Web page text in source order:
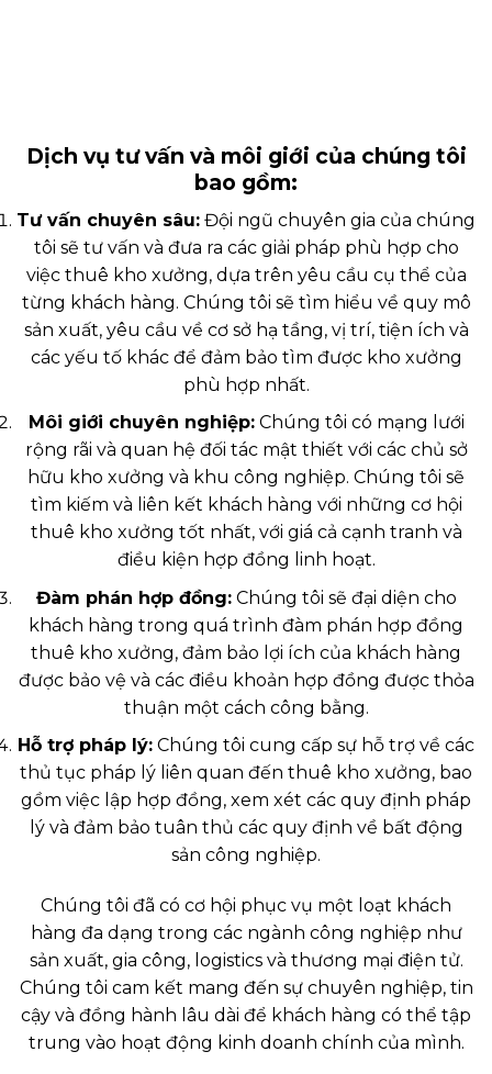
Dịch vụ tư vấn và môi giới của chúng tôi
bao gồm:
Tư vấn chuyên sâu: Đội ngũ chuyên gia của chúng
tôi sẽ tư vấn và đưa ra các giải pháp phù hợp cho
việc thuê kho xưởng, dựa trên yêu cầu cụ thể của
từng khách hàng. Chúng tôi sẽ tìm hiểu về quy mô
sản xuất, yêu cầu về cơ sở hạ tầng, vị trí, tiện ích và
các yếu tố khác để đảm bảo tìm được kho xưởng
phù hợp nhất.
Môi giới chuyên nghiệp:Chúng tôi có mạng lưới
rộng rãi và quan hệ đối tác mật thiết với các chủ sở
hữu kho xưởng và khu công nghiệp. Chúng tôi sẽ
tìm kiếm và liên kết khách hàng với những cơ hội
thuê kho xưởng tốt nhất, với giá cả cạnh tranh và
điều kiện hợp đồng linh hoạt.
Đàm phán hợp đồng:Chúng tôi sẽ đại diện cho
khách hàng trong quá trình đàm phán hợp đồng
thuê kho xưởng, đảm bảo lợi ích của khách hàng
được bảo vệ và các điều khoản hợp đồng được thỏa
thuận một cách công bằng.
Hỗ trợ pháp lý: Chúng tôi cung cấp sự hỗ trợ về các
thủ tục pháp lý liên quan đến thuê kho xưởng, bao
gồm việc lập hợp đồng, xem xét các quy định pháp
lý và đảm bảo tuân thủ các quy định về bất động
sản công nghiệp.
Chúng tôi đã có cơ hội phục vụ một loạt khách
hàng đa dạng trong các ngành công nghiệp như
sản xuất, gia công, logistics và thương mại điện tử.
Chúng tôi cam kết mang đến sự chuyên nghiệp, tin
cậy và đồng hành lâu dài để khách hàng có thể tập
trung vào hoạt động kinh doanh chính của mình.